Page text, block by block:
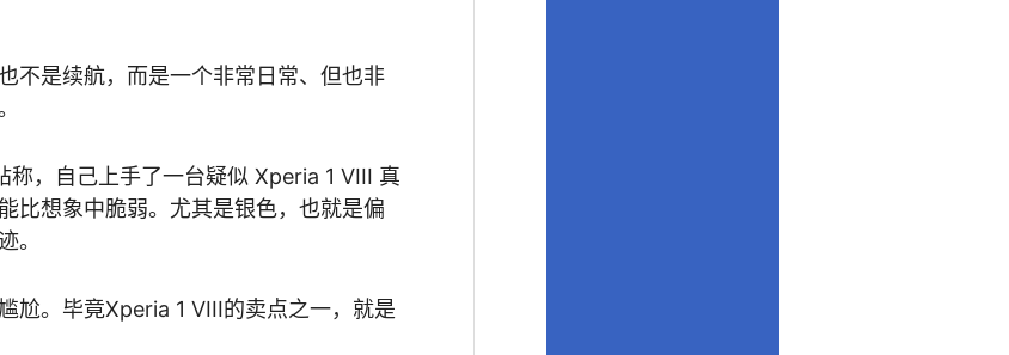
不是续航，而是一个非常日常、但也非
，自己上手了一台疑似 Xperia 1 VIII 真
比想象中脆弱。尤其是银色，也就是偏
。
尬。毕竟Xperia 1 VIII的卖点之一，就是